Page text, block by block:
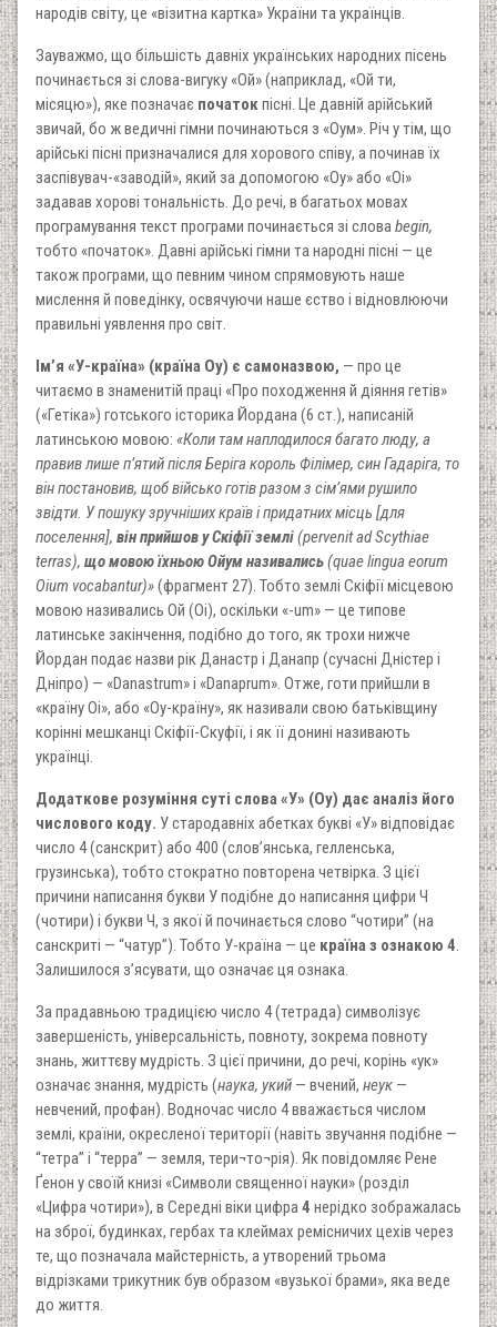
народів світу, це «візитна картка» України та українців.
Зауважмо, що більшість давніх українських народних пісень
починається зі слова-вигуку «Ой» (наприклад, «Ой ти,
місяцю»), яке позначає початокпісні. Це давній арійський
звичай, бо ж ведичні гімни починаються з «Оум». Річ у тім, що
арійські пісні призначалися для хорового співу, а починав їх
заспівувач-«заводій», який за допомогою «Оу» або «Оі»
задавав хорові тональність. До речі, в багатьох мовах
програмування текст програми починається зі словаbegin,
тобто «початок». Давні арійські гімни та народні пісні — це
також програми, що певним чином спрямовують наше
мислення й поведінку, освячуючи наше єство і відновлюючи
правильні уявлення про світ.
Ім’я «У-країна» (країна Оу) є самоназвою, — про це
читаємо в знаменитій праці «Про походження й діяння гетів»
(«Гетіка») готського історика Йордана (6 ст.), написаній
латинською мовою: «Коли там наплодилося багато люду, а
правив лише п’ятий після Беріга король Філімер, син Гадаріга, то
він постановив, щоб військо готів разом з сім’ями рушило
звідти. У пошуку зручніших країв і придатних місць [для
поселення], він прийшов у Скіфії землі(pervenit ad Scythiae
terras), що мовою їхньою Ойум називались(quae lingua eorum
Oium vocabantur)»(фрагмент 27). Тобто землі Скіфії місцевою
мовою називались Ой (Oі), оскільки «-um» — це типове
латинське закінчення, подібно до того, як трохи нижче
Йордан подає назви рік Данастр і Данапр (сучасні Дністер і
Дніпро) — «Danastrum» і «Danaprum». Отже, готи прийшли в
«країну Оі», або «Оу-країну», як називали свою батьківщину
корінні мешканці Скіфії-Скуфії, і як її донині називають
українці.
Додаткове розуміння суті слова «У» (Оу) дає аналіз його
числового коду. У стародавніх абетках букві «У» відповідає
число 4 (санскрит) або 400 (слов’янська, гелленська,
грузинська), тобто стократно повторена четвірка. З цієї
причини написання букви У подібне до написання цифри Ч
(чотири) і букви Ч, з якої й починається слово “чотири” (на
санскриті — “чатур”). Тобто У-країна — це країна з ознакою 4.
Залишилося з’ясувати, що означає ця ознака.
За прадавньою традицією число 4 (тетрада) символізує
завершеність, універсальність, повноту, зокрема повноту
знань, життєву мудрість. З цієї причини, до речі, корінь «ук»
означає знання, мудрість (наука, укий — вчений, неук —
невчений, профан). Водночас число 4 вважається числом
землі, країни, окресленої території (навіть звучання подібне —
“тетра” і “терра” — земля, тери¬то¬рія). Як повідомляє Рене
Ґенон у своїй книзі «Символи священної науки» (розділ
«Цифра чотири»), в Середні віки цифра4 нерідко зображалась
на зброї, будинках, гербах та клеймах ремісничих цехів через
те, що позначала майстерність, а утворений трьома
відрізками трикутник був образом «вузької брами», яка веде
до життя.